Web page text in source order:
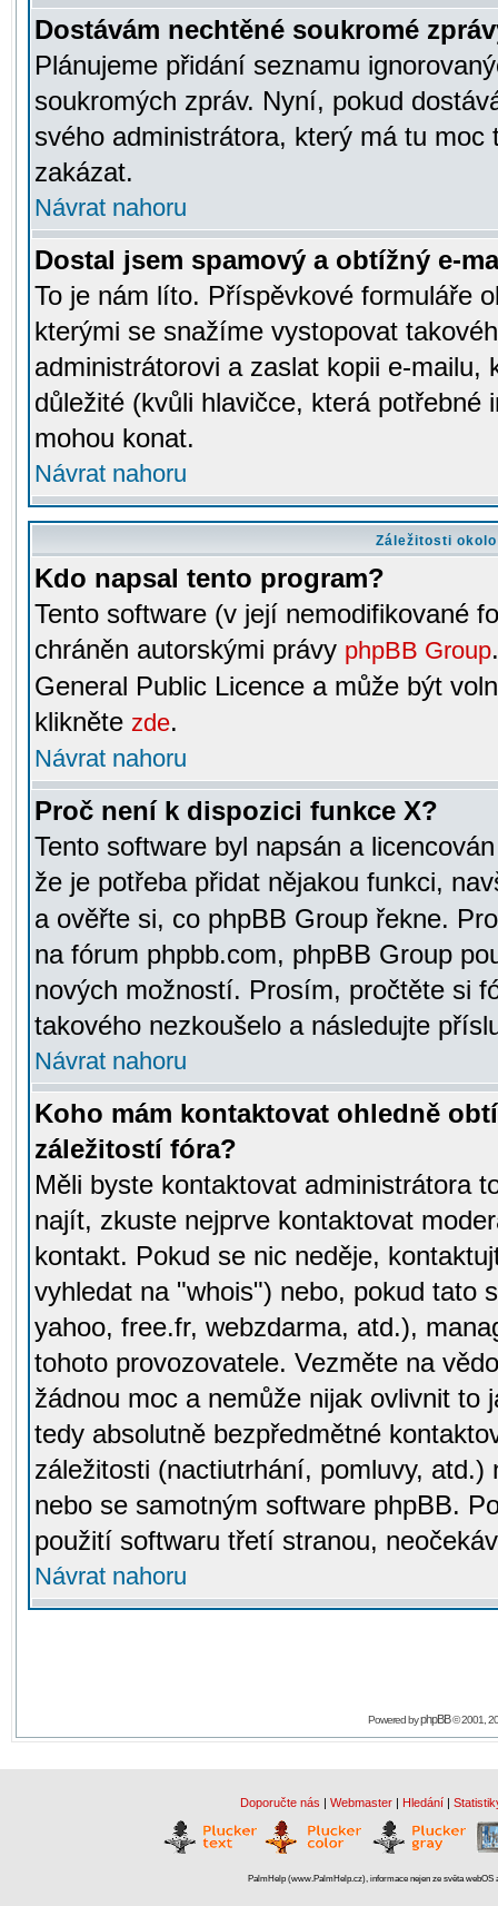
Dostávám nechtěné soukromé
Plánujeme přidání seznamu
soukromých zpráv. Nyní, pokud
svého administrátora, který má tu
zakázat.
Návrat nahoru
Dostal jsem spamový a obtížný e-
To je nám líto. Příspěvkové formuláře
kterými se snažíme vystopovat
administrátorovi a zaslat kopii e-mailu,
důležité (kvůli hlavičce, která potřebné
mohou konat.
Návrat nahoru
Záležitosti
Kdo napsal tento program?
Tento software (v její nemodifikované
chráněn autorskými právy phpBB Group
General Public Licence a může být
klikněte zde.
Návrat nahoru
Proč není k dispozici funkce X?
Tento software byl napsán a
že je potřeba přidat nějakou funkci,
a ověřte si, co phpBB Group řekne.
na fórum phpbb.com, phpBB Group
nových možností. Prosím, pročtěte si
takového nezkoušelo a následujte
Návrat nahoru
Koho mám kontaktovat ohledně
záležitostí fóra?
Měli byste kontaktovat administrátora
najít, zkuste nejprve kontaktovat
kontakt. Pokud se nic neděje,
vyhledat na "whois") nebo, pokud tato
yahoo, free.fr, webzdarma, atd.),
tohoto provozovatele. Vezměte na
žádnou moc a nemůže nijak ovlivnit to
tedy absolutně bezpředmětné
záležitosti (nactiutrhání, pomluvy,
nebo se samotným software phpBB.
použití softwaru třetí stranou,
Návrat nahoru
Powered byphpBB© 2001,
Doporučte nás | Webmaster | Hledání |
PalmHelp (www.PalmHelp.cz), informace nejen ze světa